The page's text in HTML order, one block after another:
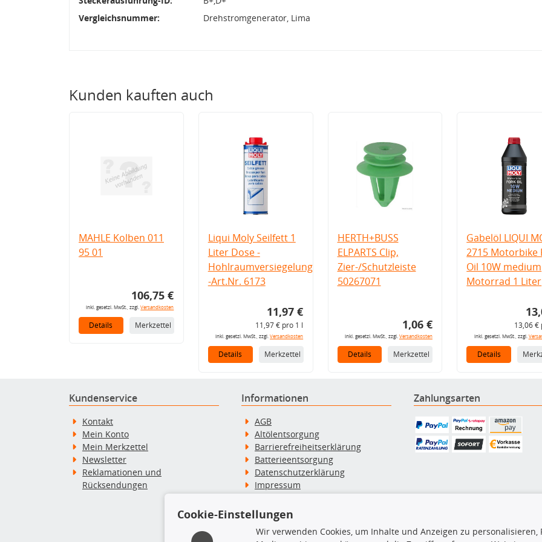
Vergleichsnummer:
Drehstromgenerator, Lima
Kunden kauften auch
MAHLE Kolben 011
95 01
106,75 €
inkl. gesetzl. MwSt., zzgl.Versandkosten
Details Merkzettel
Liqui Moly Seilfett 1
Liter Dose -
Hohlraumversiegelung
-Art.Nr. 6173
11,97 €
11,97 € pro 1 l
inkl. gesetzl. MwSt., zzgl.Versandkosten
Details Merkzettel
HERTH+BUSS
ELPARTS Clip,
Zier-/Schutzleiste
50267071
1,06 €
inkl. gesetzl. MwSt., zzgl. Versandkosten
Details Merkzettel
Gabelöl LIQUI
2715 Motorbike
Oil 10W medium
Motorrad 1 Liter
13,06 €
inkl. gesetzl. MwSt., zzgl.
Details
Kundenservice
Kontakt
Mein Konto
Mein Merkzettel
Newsletter
Reklamationen und
Rücksendungen
Informationen
AGB
Altölentsorgung
Barrierefreiheitserklärung
Batterieentsorgung
Datenschutzerklärung
Impressum
Widerrufsbelehrung
Widerruf des Vertrags
Zahlung & Versand
Zahlungsarten
Cookie-Einstellungen
Wir verwenden Cookies, um Inhalte und Anzeigen zu